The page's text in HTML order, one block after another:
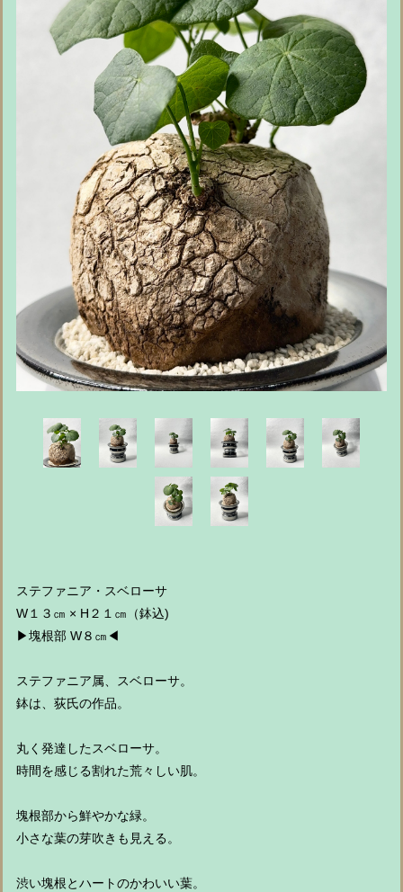
ステファニア・スベローサ
W１３㎝ × H２１㎝（鉢込)
▶︎塊根部 W８㎝◀︎
ステファニア属、スベローサ。
鉢は、荻氏の作品。
丸く発達したスベローサ。
時間を感じる割れた荒々しい肌。
塊根部から鮮やかな緑。
小さな葉の芽吹きも見える。
渋い塊根とハートのかわいい葉。